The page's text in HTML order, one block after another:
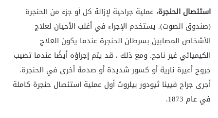
استئصال الحنجرة، عملية جراحية لإزالة كل أو جزء من الحنجرة
(صندوق الصوت). يستخدم الإجراء في أغلب الأحيان لعلاج
الأشخاص المصابين بسرطان الحنجرة عندما يكون العلاج
الكيميائي غير ناجح. ومع ذلك ، قد يتم إجراؤه أيضًا عندما تصيب
جروح أعيرة نارية أو كسور شديدة أو صدمة أخرى في الحنجرة.
أجرى جراح فيينا ثيودور بيلروث أول عملية استئصال حنجرة كاملة
في عام 1873.